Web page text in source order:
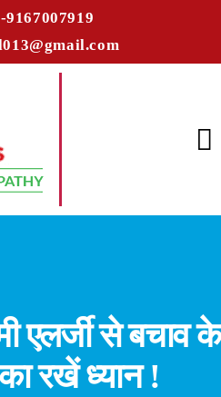
एलर्जी से बचाव के
रखें ध्यान !